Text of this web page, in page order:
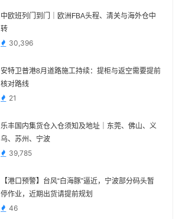
中欧班列门到门｜欧洲FBA头程、清关与海外仓中
转
30,396
安特卫普港8月道路施工持续：提柜与返空需要提前
核对路线
21
乐丰国内集货仓入仓须知及地址｜东莞、佛山、义
乌、苏州、宁波
39,785
【港口预警】台风“白海豚”逼近，宁波部分码头暂
停作业，近期出货请提前规划
46